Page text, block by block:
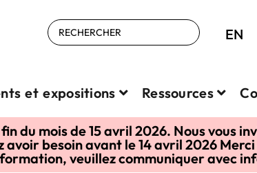
EN
et expositions Ressources
du mois de 15 avril 2026. Nous vous
besoin avant le 14 avril 2026
veuillez communiquer avec